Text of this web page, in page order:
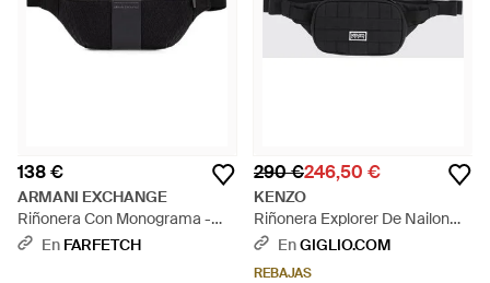
138 €
ARMANI EXCHANGE
Riñonera Con Monograma -
Negro
En FARFETCH
290 €246,50 €
KENZO
Riñonera Explorer De Nailon
Con Correa Ajustable Y Logo -
EnGIGLIO.COM
REBAJAS